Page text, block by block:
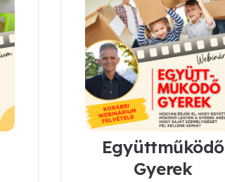
Együttműködő
Gyerek